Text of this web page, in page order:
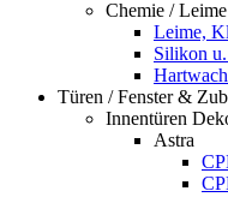
Chemie / Leime
Leime,
Silikon
Türen / Fenster &
Innentüren
Astra